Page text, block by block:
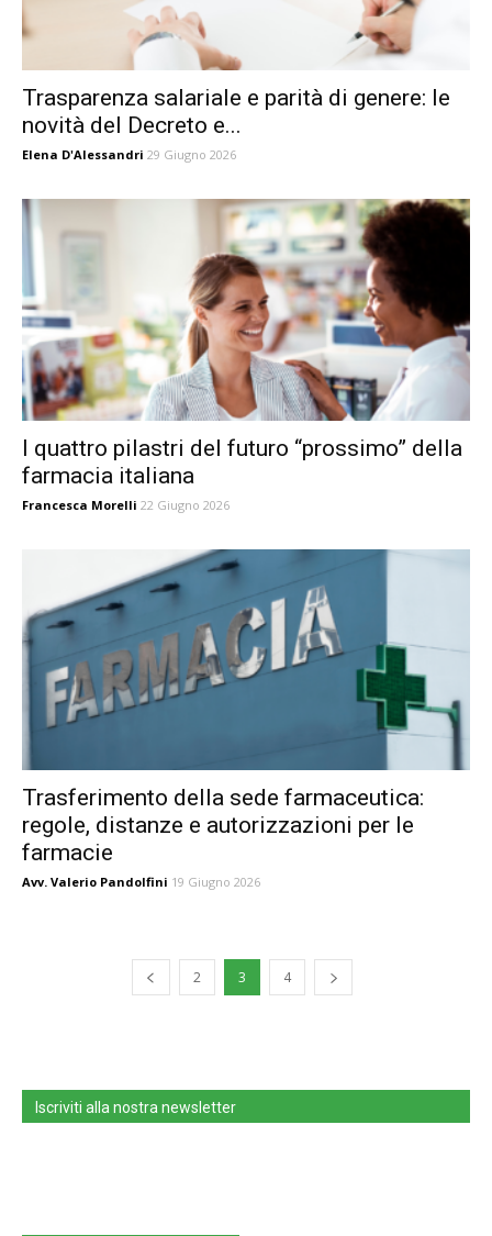
Trasparenza salariale e parità di genere: le
novità del Decreto e...
Elena D'Alessandri 29 Giugno 2026
I quattro pilastri del futuro “prossimo” della
farmacia italiana
Francesca Morelli 22 Giugno 2026
Trasferimento della sede farmaceutica:
regole, distanze e autorizzazioni per le
farmacie
Avv. Valerio Pandolfini 19 Giugno 2026
2 3 4
Iscriviti alla nostra newsletter